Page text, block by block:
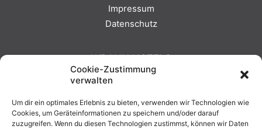
Cookie-Zustimmung
verwalten
Um dir ein optimales Erlebnis zu bieten, verwenden wir Technologien wie
Cookies, um Geräteinformationen zu speichern und/oder darauf
zuzugreifen. Wenn du diesen Technologien zustimmst, können wir Daten
Impressum
Datenschutz
WRANN HOTELS
HOTEL BERGKRISTALL
WRANN HOTELS